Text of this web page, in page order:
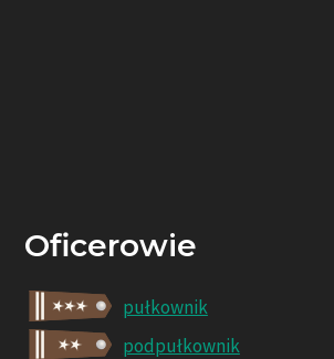
Oficerowie
pułkownik
podpułkownik